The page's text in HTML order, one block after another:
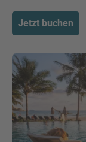
Jetzt buchen